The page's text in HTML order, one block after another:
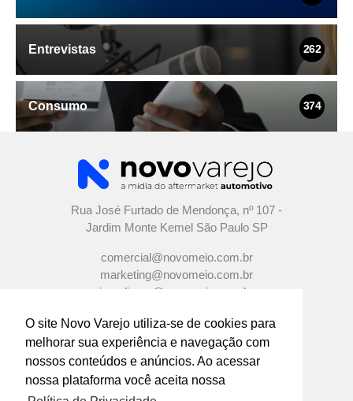
O site Novo Varejo utiliza-se de cookies para
melhorar sua experiência e navegação com
nossos conteúdos e anúncios. Ao acessar
nossa plataforma você aceita nossa
Entrevistas 262
Consumo 374
Rua José Furtado de Mendonça, nº 107 -
Jardim Monte Kemel São Paulo SP
comercial@novomeio.com.br
marketing@novomeio.com.br
jornalismo@novomeio.com.br
CONFIRA AS NOSSAS REDES SOCIAIS